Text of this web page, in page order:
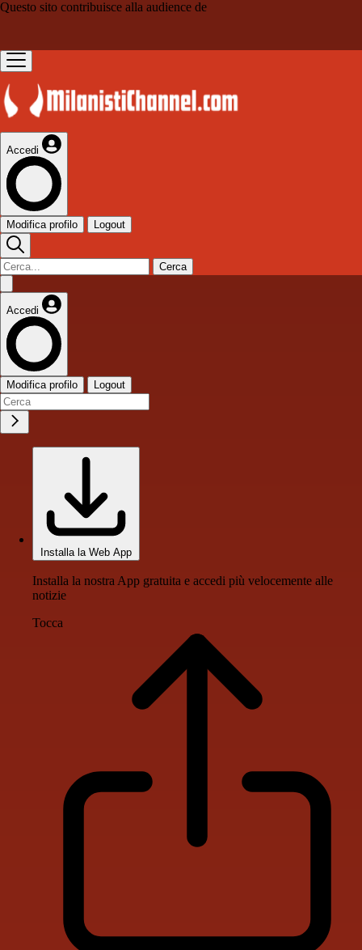
Questo sito contribuisce alla audience de
Accedi
Modifica profilo Logout
Cerca
Accedi
Modifica profilo Logout
Installa la Web App
Installa la nostra App gratuita e accedi più velocemente alle
notizie
Tocca